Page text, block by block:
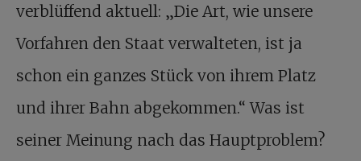
verblüffend aktuell: „Die Art, wie unsere
Vorfahren den Staat verwalteten, ist ja
schon ein ganzes Stück von ihrem Platz
und ihrer Bahn abgekommen.“ Was ist
seiner Meinung nach das Hauptproblem?